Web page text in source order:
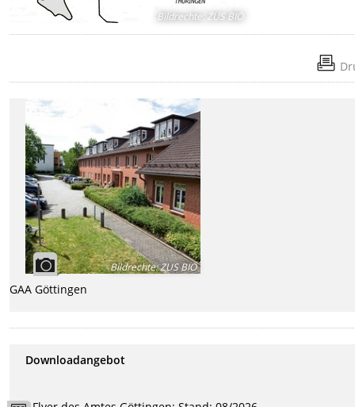
Bildrechte ZUS BIÖ
Bildrechte:ZUS BIÖ
GAA Göttingen
Downloadangebot